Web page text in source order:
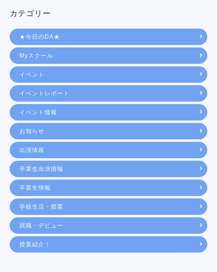
カテゴリー
★今日のDA★
Myスクール
イベント
イベントレポート
イベント情報
お知らせ
出演情報
卒業生出演情報
卒業生情報
学校生活・授業
就職・デビュー
授業紹介！